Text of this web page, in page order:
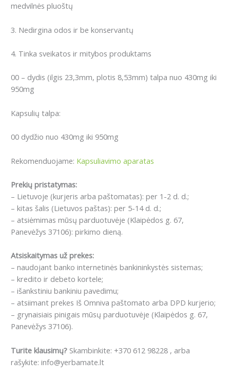
medvilnės pluoštų
3. Nedirgina odos ir be konservantų
4. Tinka sveikatos ir mitybos produktams
00 – dydis (ilgis 23,3mm, plotis 8,53mm) talpa nuo 430mg iki
950mg
Kapsulių talpa:
00 dydžio nuo 430mg iki 950mg
Rekomenduojame: Kapsuliavimo aparatas
Prekių pristatymas:
– Lietuvoje (kurjeris arba paštomatas): per 1-2 d. d.;
– kitas šalis (Lietuvos paštas): per 5-14 d. d.;
– atsiėmimas mūsų parduotuvėje (Klaipėdos g. 67,
Panevėžys 37106): pirkimo dieną.
Atsiskaitymas už prekes:
– naudojant banko internetinės bankininkystės sistemas;
– kredito ir debeto kortele;
– išankstiniu bankiniu pavedimu;
– atsiimant prekes Iš Omniva paštomato arba DPD kurjerio;
– grynaisiais pinigais mūsų parduotuvėje (Klaipėdos g. 67,
Panevėžys 37106).
Turite klausimų? Skambinkite: +370 612 98228 , arba
rašykite: info@yerbamate.lt